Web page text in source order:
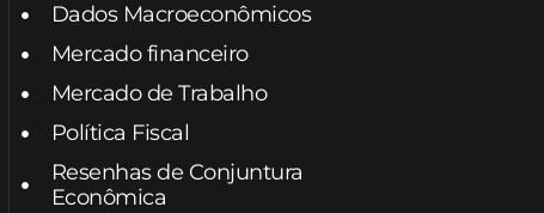
Dados Macroeconômicos
Mercado financeiro
Mercado de Trabalho
Política Fiscal
Resenhas de Conjuntura
Econômica